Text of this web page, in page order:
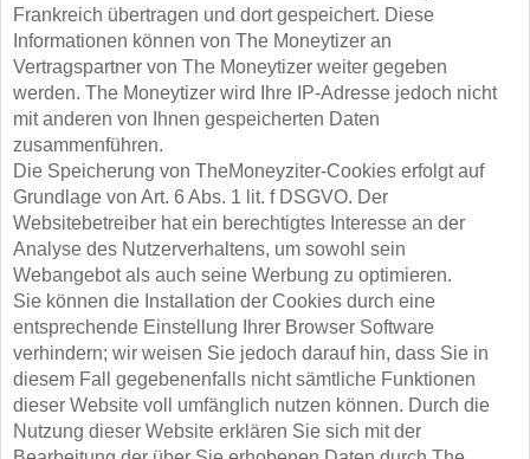
Frankreich übertragen und dort gespeichert. Diese
Informationen können von The Moneytizer an
Vertragspartner von The Moneytizer weiter gegeben
werden. The Moneytizer wird Ihre IP-Adresse jedoch nicht
mit anderen von Ihnen gespeicherten Daten
zusammenführen.
Die Speicherung von TheMoneyziter-Cookies erfolgt auf
Grundlage von Art. 6 Abs. 1 lit. f DSGVO. Der
Websitebetreiber hat ein berechtigtes Interesse an der
Analyse des Nutzerverhaltens, um sowohl sein
Webangebot als auch seine Werbung zu optimieren.
Sie können die Installation der Cookies durch eine
entsprechende Einstellung Ihrer Browser Software
verhindern; wir weisen Sie jedoch darauf hin, dass Sie in
diesem Fall gegebenenfalls nicht sämtliche Funktionen
dieser Website voll umfänglich nutzen können. Durch die
Nutzung dieser Website erklären Sie sich mit der